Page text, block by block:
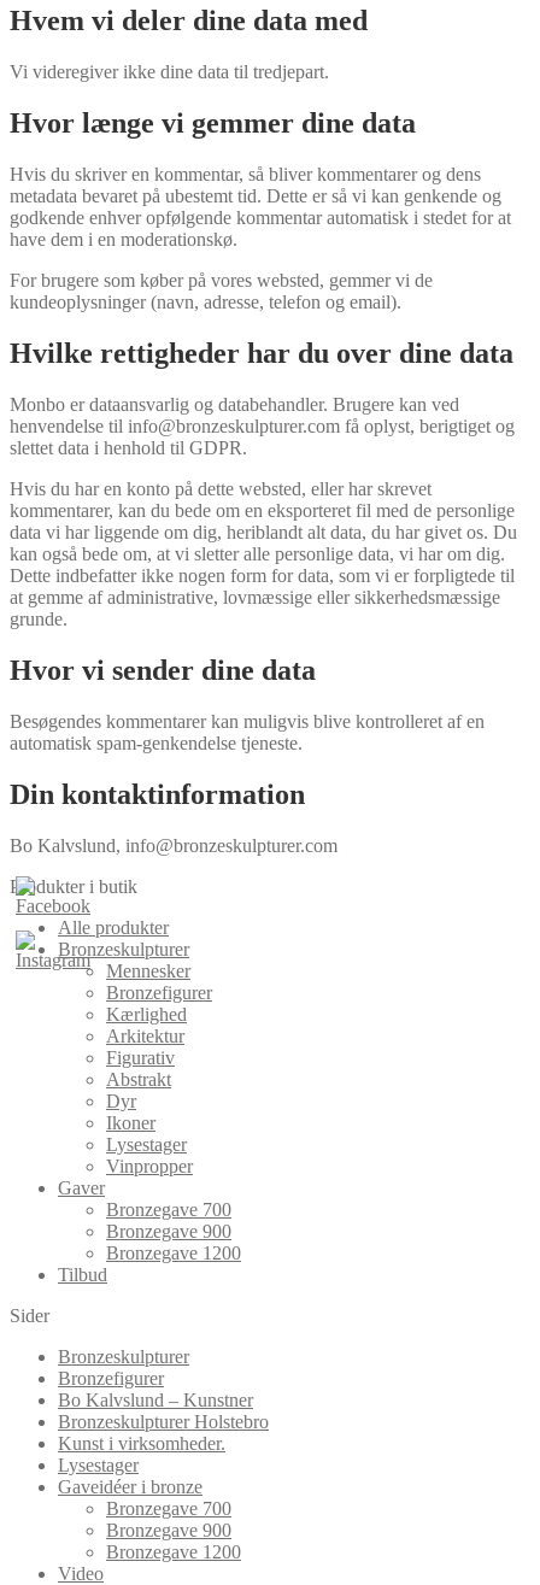
Hvem vi deler dine data med
Vi videregiver ikke dine data til tredjepart.
Hvor længe vi gemmer dine data
Hvis du skriver en kommentar, så bliver kommentarer og dens
metadata bevaret på ubestemt tid. Dette er så vi kan genkende og
godkende enhver opfølgende kommentar automatisk i stedet for at
have dem i en moderationskø.
For brugere som køber på vores websted, gemmer vi de
kundeoplysninger (navn, adresse, telefon og email).
Hvilke rettigheder har du over dine data
Monbo er dataansvarlig og databehandler. Brugere kan ved
henvendelse til info@bronzeskulpturer.com få oplyst, berigtiget og
slettet data i henhold til GDPR.
Hvis du har en konto på dette websted, eller har skrevet
kommentarer, kan du bede om en eksporteret fil med de personlige
data vi har liggende om dig, heriblandt alt data, du har givet os. Du
kan også bede om, at vi sletter alle personlige data, vi har om dig.
Dette indbefatter ikke nogen form for data, som vi er forpligtede til
at gemme af administrative, lovmæssige eller sikkerhedsmæssige
grunde.
Hvor vi sender dine data
Besøgendes kommentarer kan muligvis blive kontrolleret af en
automatisk spam-genkendelse tjeneste.
Din kontaktinformation
Bo Kalvslund, info@bronzeskulpturer.com
Produkter i butik
Alle produkter
Bronzeskulpturer
Mennesker
Bronzefigurer
Kærlighed
Arkitektur
Figurativ
Abstrakt
Dyr
Ikoner
Lysestager
Vinpropper
Gaver
Bronzegave 700
Bronzegave 900
Bronzegave 1200
Tilbud
Sider
Bronzeskulpturer
Bronzefigurer
Bo Kalvslund – Kunstner
Bronzeskulpturer Holstebro
Kunst i virksomheder.
Lysestager
Gaveidéer i bronze
Bronzegave 700
Bronzegave 900
Bronzegave 1200
Video